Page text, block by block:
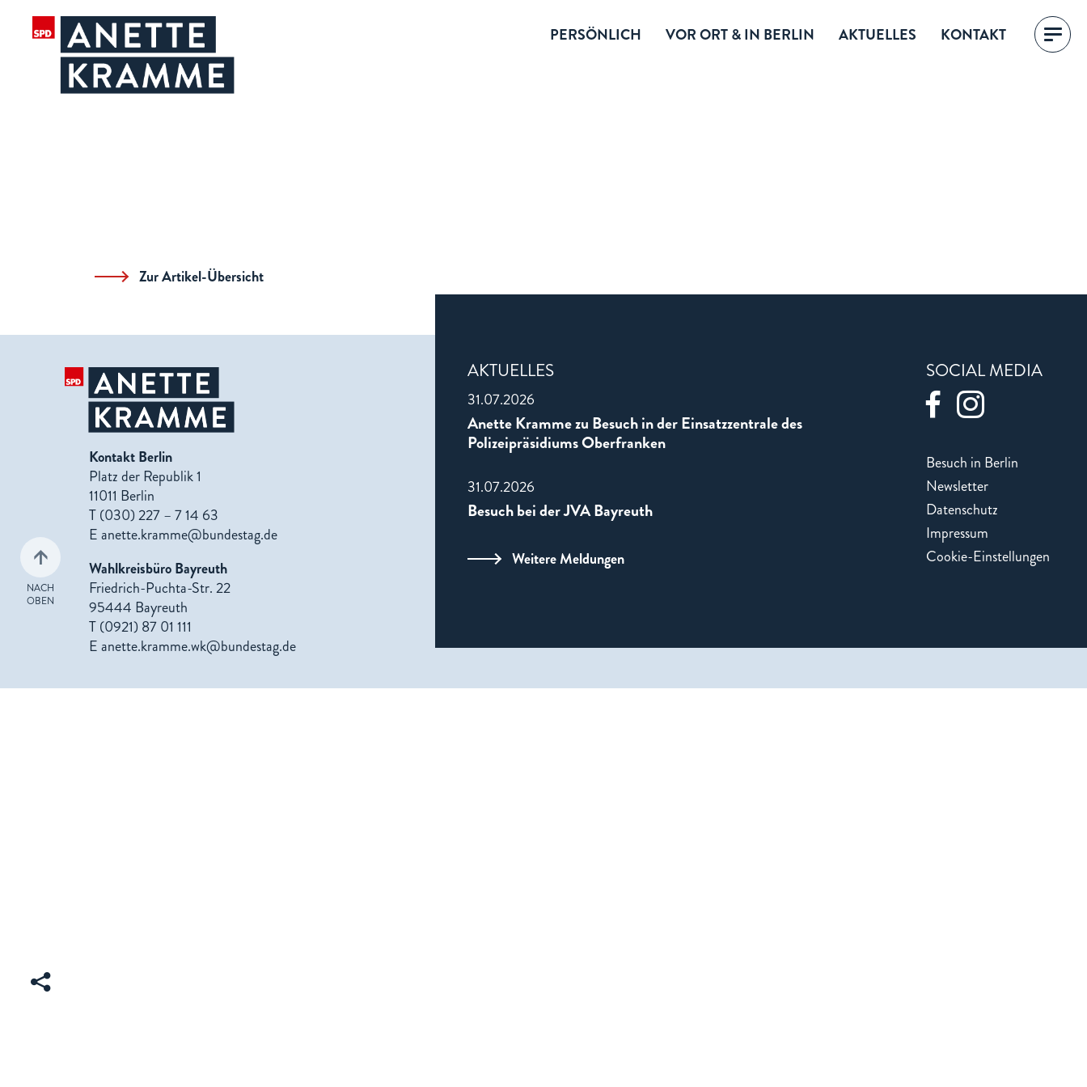
PERSÖNLICH VOR ORT & IN BERLIN AKTUELLES KONTAKT
Zur Artikel-Übersicht
NACH
OBEN
Kontakt Berlin
Platz der Republik 1
11011 Berlin
T (030) 227 – 7 14 63
Eanette.kramme@bundestag.de
Wahlkreisbüro Bayreuth
Friedrich-Puchta-Str. 22
95444 Bayreuth
T (0921) 87 01 111
Eanette.kramme.wk@bundestag.de
AKTUELLES
31.07.2026
Anette Kramme zu Besuch in der Einsatzzentrale des
Polizeipräsidiums Oberfranken
31.07.2026
Besuch bei der JVA Bayreuth
Weitere Meldungen
SOCIAL MEDIA
Besuch in Berlin
Newsletter
Datenschutz
Impressum
Cookie-Einstellungen